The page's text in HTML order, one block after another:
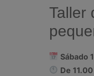
Taller
Sábado
De